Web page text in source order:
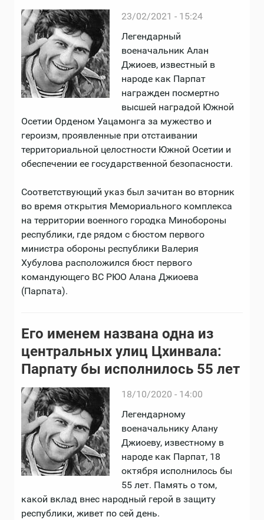
23/02/2021 - 15:24
Легендарный
военачальник Алан
Джиоев, известный в
народе как Парпат
награжден посмертно
высшей наградой Южной
Осетии Орденом Уацамонга за мужество и
героизм, проявленные при отстаивании
территориальной целостности Южной Осетии и
обеспечении ее государственной безопасности.
Соответствующий указ был зачитан во вторник
во время открытия Мемориального комплекса
на территории военного городка Минобороны
республики, где рядом с бюстом первого
министра обороны республики Валерия
Хубулова расположился бюст первого
командующего ВС РЮО Алана Джиоева
(Парпата).
Его именем названа одна из
центральных улиц Цхинвала:
Парпату бы исполнилось 55 лет
18/10/2020 - 14:00
Легендарному
военачальнику Алану
Джиоеву, известному в
народе как Парпат, 18
октября исполнилось бы
55 лет. Память о том,
какой вклад внес народный герой в защиту
республики, живет по сей день.